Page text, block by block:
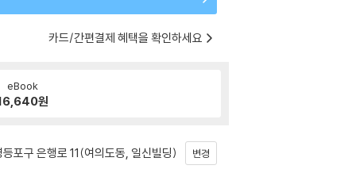
카드/간편결제 혜택을 확인하세요
eBook
원
포구 은행로 11(여의도동, 일신빌딩) 변경